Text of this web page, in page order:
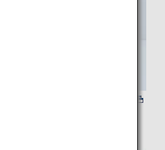
(เครื่องออกป้ายสัมภาระ)